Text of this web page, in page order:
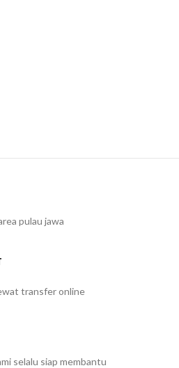
pulau jawa
transfer online
selalu siap membantu